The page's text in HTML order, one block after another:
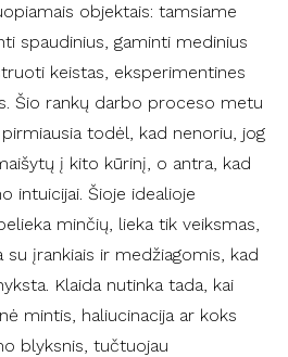
objektais: tamsiame
spaudinius, gaminti medinius
ti keistas, eksperimentines
Šio rankų darbo proceso metu
todėl, kad nenoriu, jog
į kito kūrinį, o antra, kad
intuicijai. Šioje idealioje
minčių, lieka tik veiksmas,
su įrankiais ir medžiagomis, kad
Klaida nutinkatada, kai
mintis, haliucinacija ar koks
blyksnis, tučtuojau